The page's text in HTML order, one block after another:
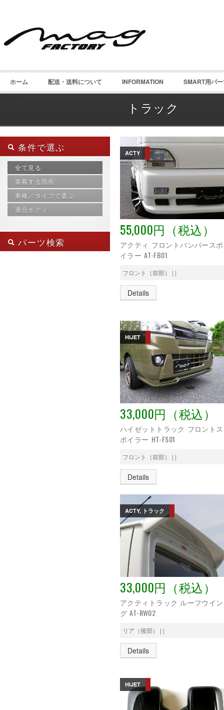
ホーム 配送・送料について INFORMATION SMART用パ
トラック
条件で選ぶ
全て見る
装着する箇所
インテリア
サイド（側面）
チューニングパーツ
フロント（前部）
リア（後部）
車種／タイプで選ぶ
smart 450 カブリオ
smart 451
smart フォーフォー
smart 全ヘッドライト対応
適合ボディ
トラック
パーツ検索
ACTY
55,000円（税込）
アクティ フロントバンパースポ
イラー AT-FB01
フロント（前部） | |
Details
HIJET
33,000円（税込）
ハイゼットトラック フロントス
ポイラー HT-FS01
フロント（前部） | |
Details
ACTY, トラック
33,000円（税込）
アクティトラック ルーフウイン
グ AT-RW02
リア（後部） | |
Details
HIJET